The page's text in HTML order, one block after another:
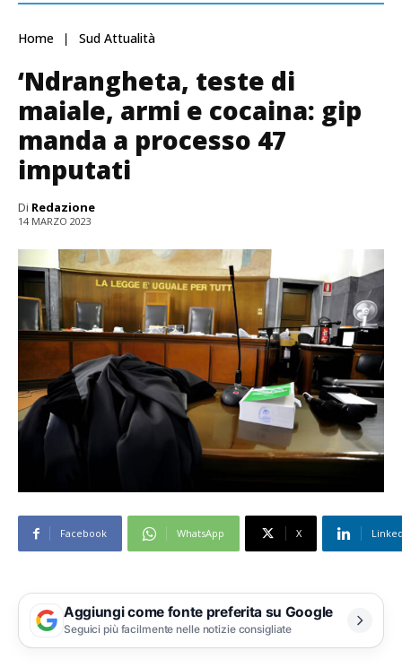
Home Sud Attualità
‘Ndrangheta, teste di
maiale, armi e cocaina: gip
manda a processo 47
imputati
Di Redazione
14 MARZO 2023
Facebook WhatsApp X
Aggiungi come fonte preferita su Google
Seguici più facilmente nelle notizie consigliate